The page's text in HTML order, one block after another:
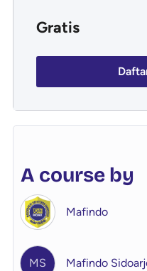
Gratis
A course by
Mafindo
MS Mafindo